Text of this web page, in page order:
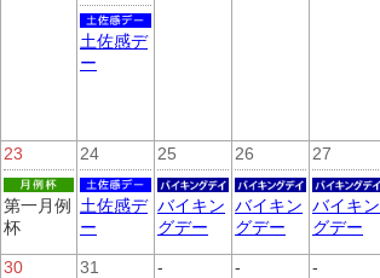
土佐感デ
ー
23
第一月例
杯
24
土佐感デ
ー
25
バイキン
グデー
26
バイキン
グデー
27
バイキン
グデー
30 31 - - -